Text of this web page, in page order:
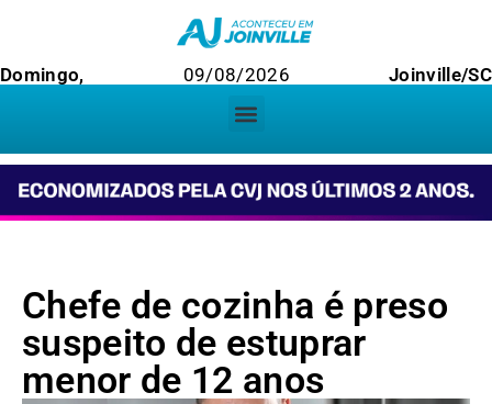
Domingo, 09/08/2026 Joinville/SC
Chefe de cozinha é preso
suspeito de estuprar
menor de 12 anos